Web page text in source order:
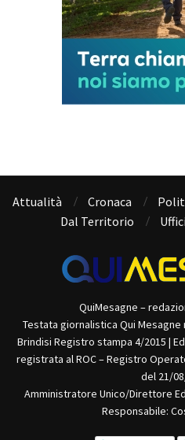
Attualità Cronaca
Dal Territorio
QuiMesagne –
Testata giornalistica Qui
Brindisi Registro stampa 4/2015 |
registrata al ROC – Registro
del 21/
Amministratore Unico/Direttore
Responsabile: